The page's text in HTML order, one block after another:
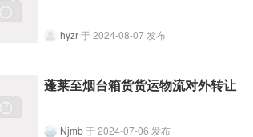
hyzr于 2024-08-07 发布
蓬莱至烟台箱货货运物流对外转让
Njmb于 2024-07-06 发布